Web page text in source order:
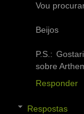
Vou
Beijos
P.S.:
sobre
Responder
Respostas